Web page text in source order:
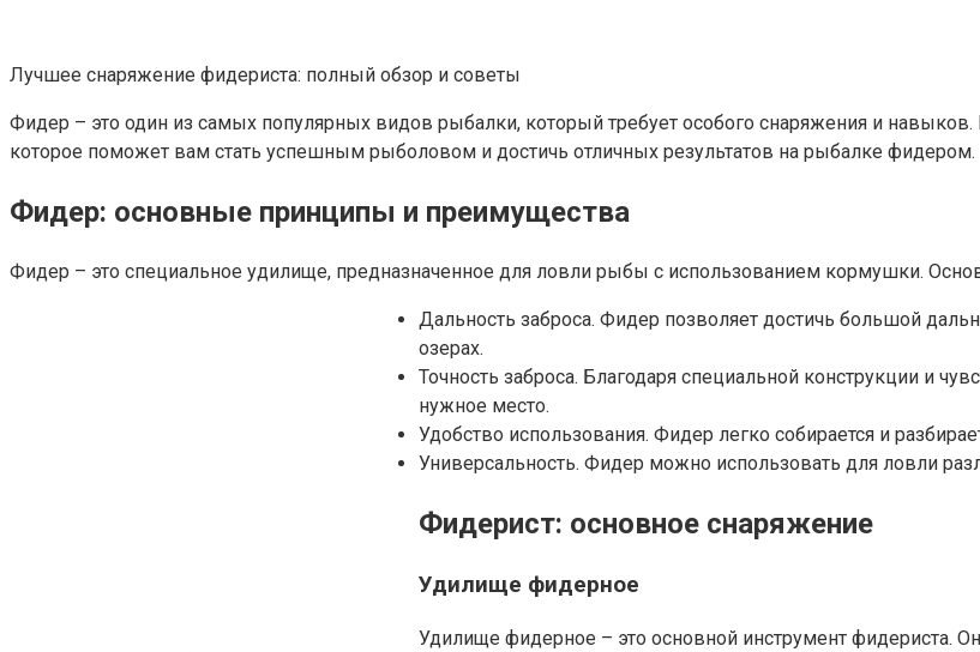
Лучшее снаряжение фидериста: полный обзор и советы
Фидер – это один из самых популярных видов рыбалки, который требует особого снаряжения и
которое поможет вам стать успешным рыболовом и достичь отличных результатов на рыбалке фидером.
Фидер: основные принципы и преимущества
Фидер – это специальное удилище, предназначенное для ловли рыбы с использованием кормушки.
Дальность заброса. Фидер позволяет достичь большой
озерах.
Точность заброса. Благодаря специальной конструкции и
нужное место.
Удобство использования. Фидер легко собирается и
Универсальность. Фидер можно использовать для ловли
Фидерист: основное снаряжение
Удилище фидерное
Удилище фидерное – это основной инструмент фидериста.